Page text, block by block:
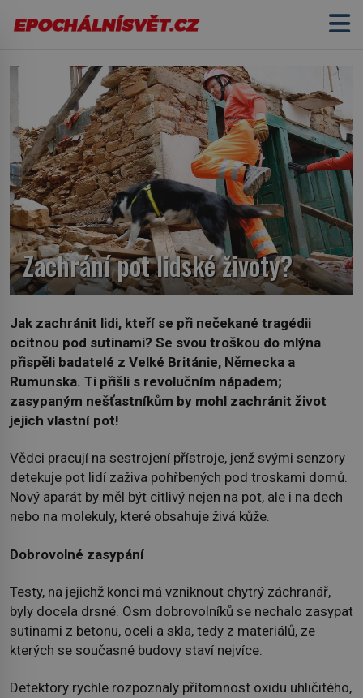
Zachrání pot lidské životy?
Jak zachránit lidi, kteří se při nečekané tragédii
ocitnou pod sutinami? Se svou troškou do mlýna
přispěli badatelé z Velké Británie, Německa a
Rumunska. Ti přišli s revolučním nápadem;
zasypaným nešťastníkům by mohl zachránit život
jejich vlastní pot!
Vědci pracují na sestrojení přístroje, jenž svými senzory
detekuje pot lidí zaživa pohřbených pod troskami domů.
Nový aparát by měl být citlivý nejen na pot, ale i na dech
nebo na molekuly, které obsahuje živá kůže.
Dobrovolné zasypání
Testy, na jejichž konci má vzniknout chytrý záchranář,
byly docela drsné. Osm dobrovolníků se nechalo zasypat
sutinami z betonu, oceli a skla, tedy z materiálů, ze
kterých se současné budovy staví nejvíce.
Detektory rychle rozpoznaly přítomnost oxidu uhličitého,